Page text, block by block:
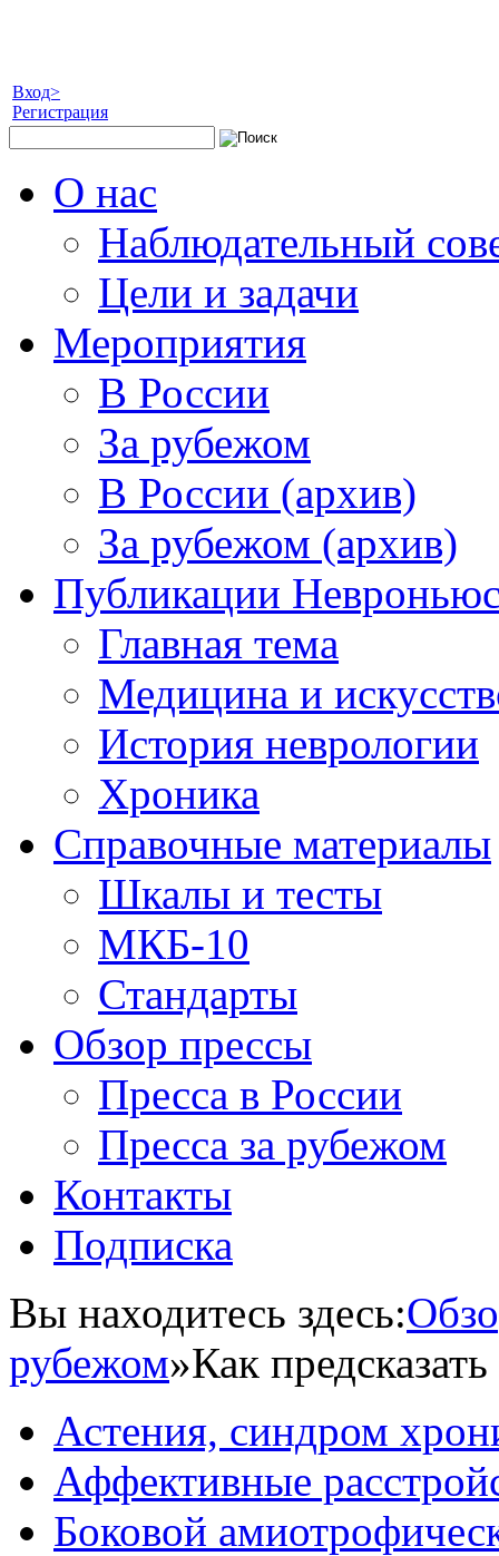
Вход>
Регистрация
О нас
Наблюдательный
Цели и задачи
Мероприятия
В России
За рубежом
В России (архив)
За рубежом (архив)
Публикации
Главная тема
Медицина и
История неврологии
Хроника
Справочные материалы
Шкалы и тесты
МКБ-10
Стандарты
Обзор прессы
Пресса в России
Пресса за рубежом
Контакты
Подписка
Вы находитесь здесь:
рубежом»Как
Астения, синдром
Аффективные
Боковой